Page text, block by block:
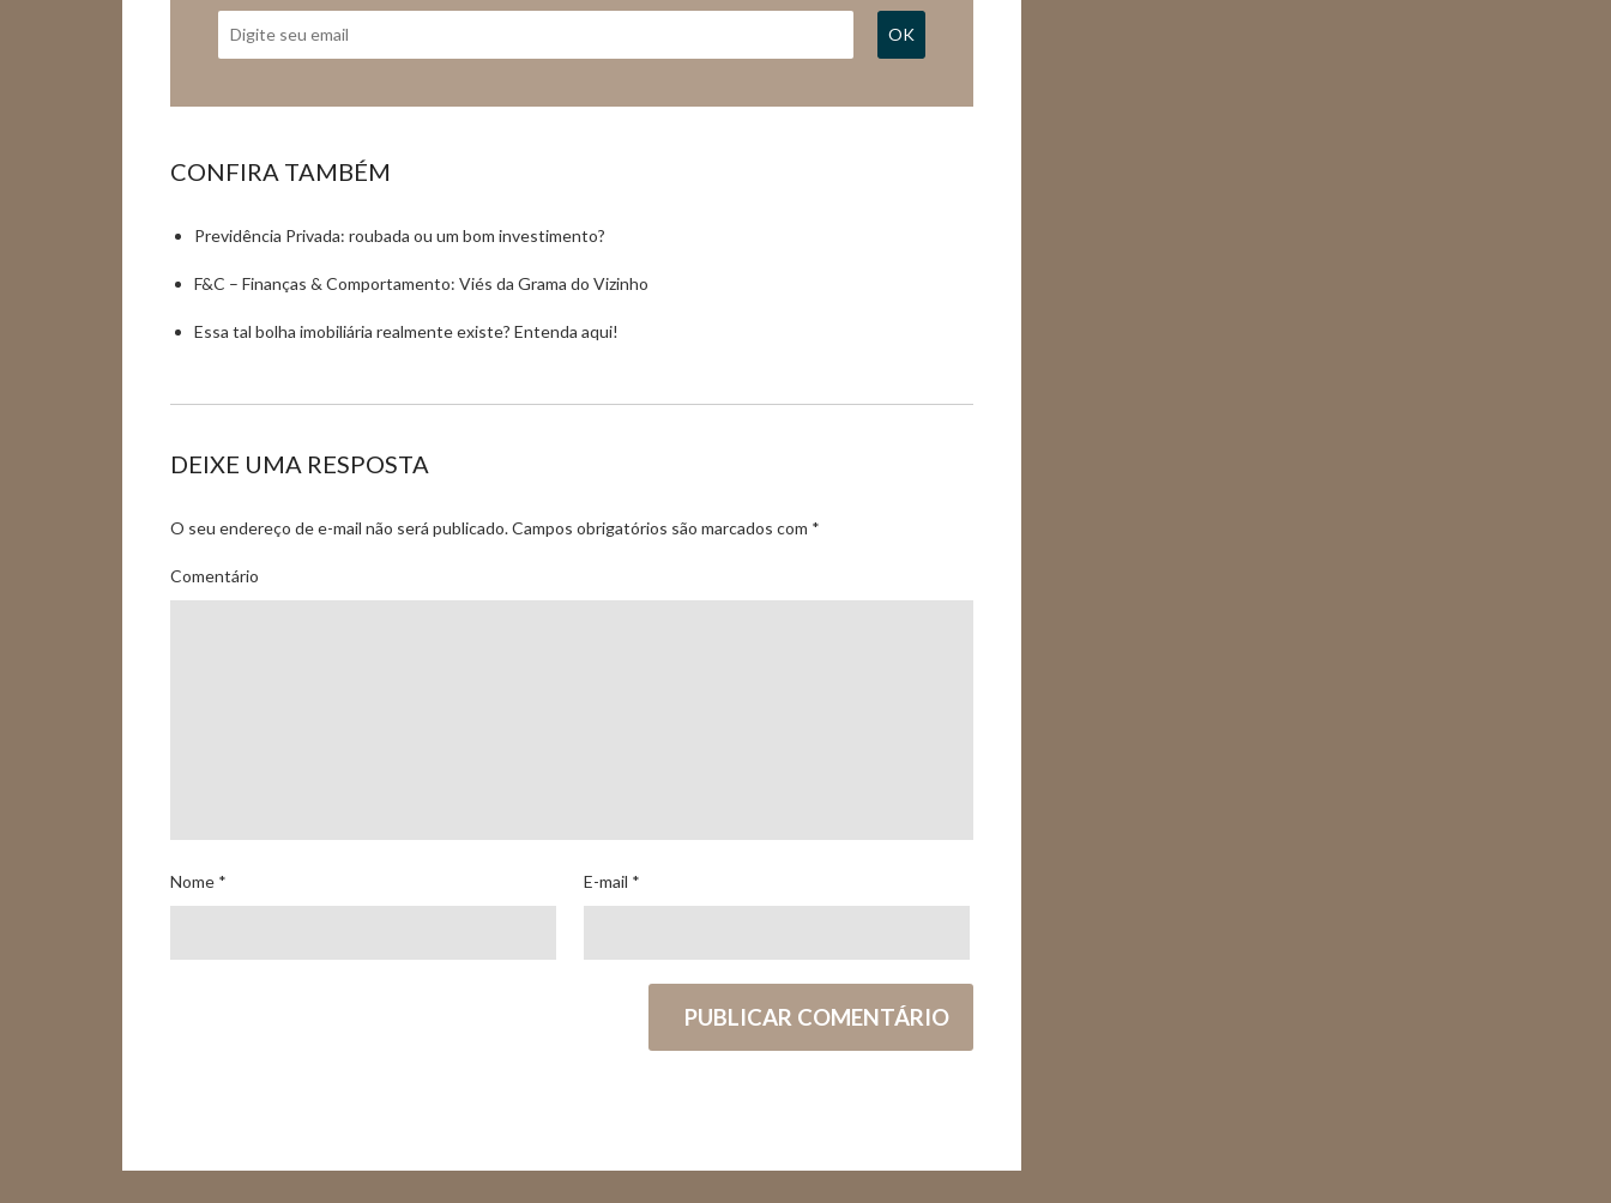
OK
CONFIRA TAMBÉM
Previdência Privada: roubada ou um bom investimento?
F&C – Finanças & Comportamento: Viés da Grama do Vizinho
Essa tal bolha imobiliária realmente existe? Entenda aqui!
DEIXE UMA RESPOSTA
O seu endereço de e-mail não será publicado.Campos obrigatórios são marcados com *
Comentário
Nome * E-mail *